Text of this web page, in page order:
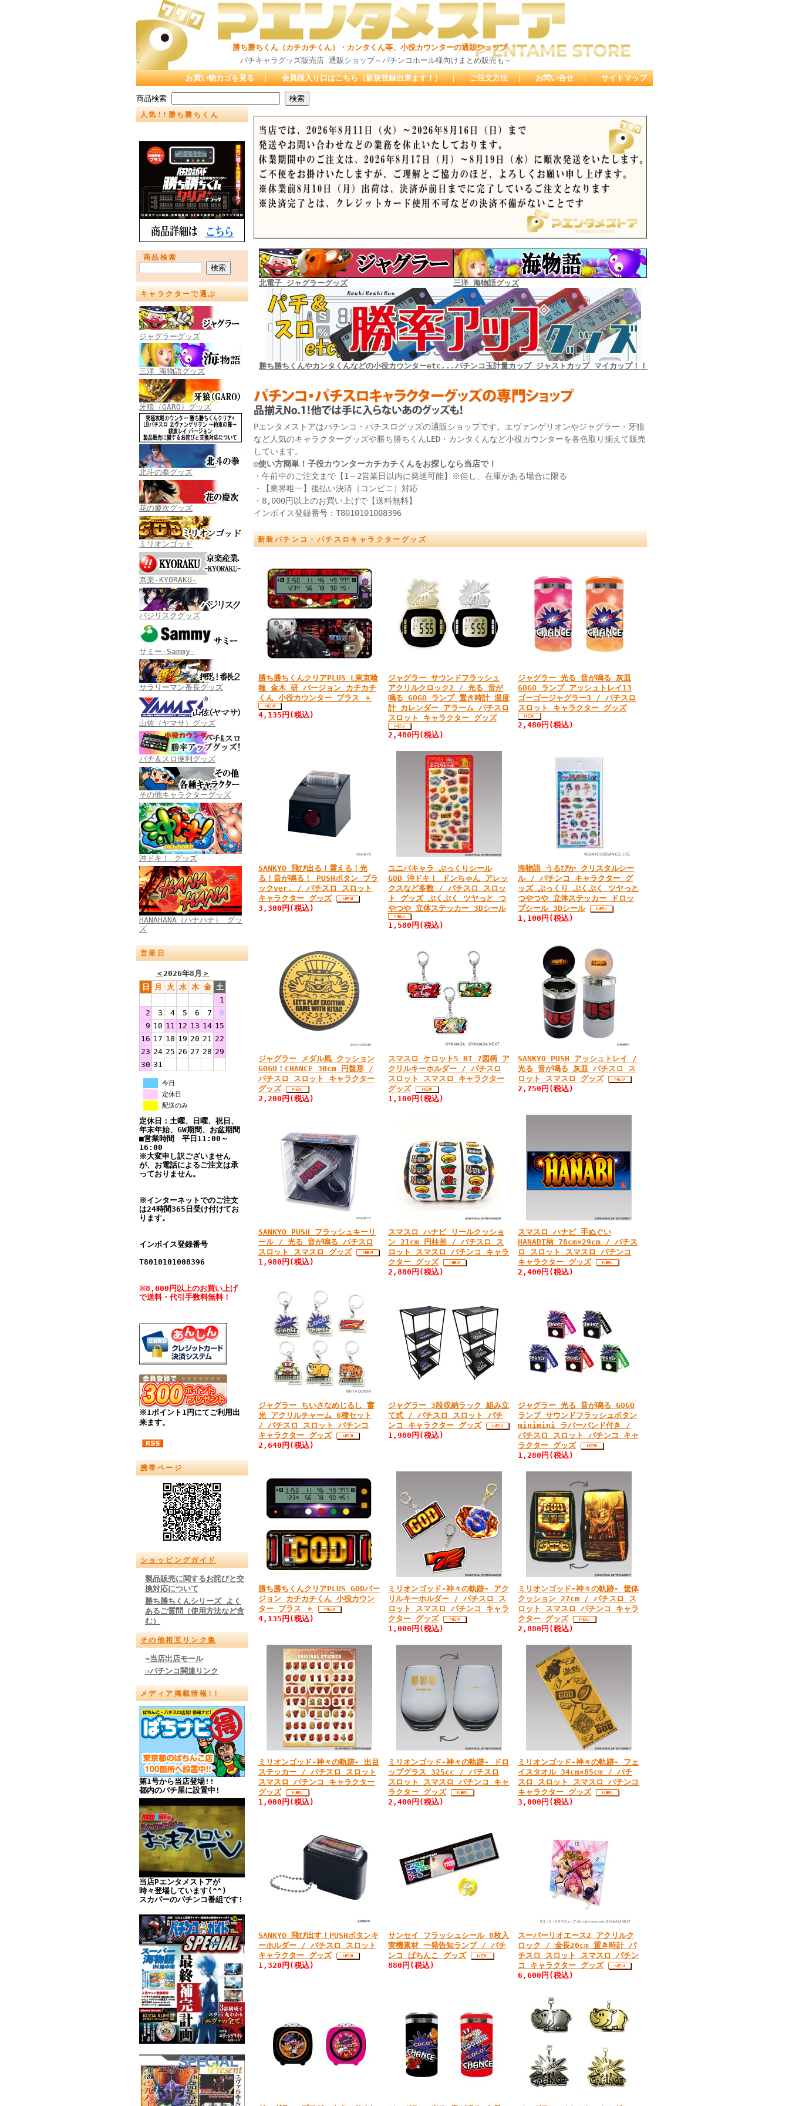
. 勝ち勝ちくん（カチカチくん）・カンタくん等、小役カウンターの通販ショップ
. パチキャラグッズ販売店 通販ショップ～パチンコホール様向けまとめ販売も～
お買い物カゴを見る ｜ 会員様入り口はこちら（新規登録出来ます！） ｜ ご注文方法 ｜ お問い合せ ｜ サイトマップ
商品検索
人気!!勝ち勝ちくん
商品検索
キャラクターで選ぶ
ジャグラーグッズ
三洋 海物語グッズ
牙狼（GARO）グッズ
北斗の拳グッズ
花の慶次グッズ
ミリオンゴッド
京楽-KYORAKU-
バジリスクグッズ
サミー-Sammy-
サラリーマン番長グッズ
山佐（ヤマサ）グッズ
パチ＆スロ便利グッズ
その他キャラクターグッズ
沖ドキ！ グッズ
HANAHANA（ハナハナ） グッ
ズ
営業日
＜2026年8月 ＞
日
月 火 水 木 金 土
1
2
3 4 5 6 7
8
9 10 11 12 13 14 15
16 17 18 19 20 21 22
23 24 25 26 27 28 29
30 31
今日
定休日
配送のみ
定休日：土曜、日曜、祝日、
年末年始、GW期間、お盆期間
■営業時間 平日11:00～
16:00
※大変申し訳ございません
が、お電話によるご注文は承
っておりません。
※インターネットでのご注文
は24時間365日受け付けてお
ります。
インボイス登録番号
T8010101008396
※8,000円以上のお買い上げ
で送料・代引手数料無料！
※1ポイント1円にてご利用出
来ます。
携帯ページ
ショッピングガイド
製品販売に関するお詫びと交
換対応について
勝ち勝ちくんシリーズ よく
あるご質問（使用方法など含
む）
その他相互リンク集
⇒当店出店モール
⇒パチンコ関連リンク
メディア掲載情報!!
第1号から当店登場!!
都内のパチ屋に設置中!
当店Pエンタメストアが
時々登場しています(^^)
スカパーのパチンコ番組です!
北電子 ジャグラーグッズ 三洋 海物語グッズ
勝ち勝ちくんやカンタくんなどの小役カウンターetc...パチンコ玉計量カップ ジャストカップ マイカップ！！
Pエンタメストアはパチンコ・パチスログッズの通販ショップです。エヴァンゲリオンやジャグラー・牙狼
など人気のキャラクターグッズや勝ち勝ちくんLED・カンタくんなど小役カウンターを各色取り揃えて販売
しています。
◎使い方簡単！子役カウンターカチカチくんをお探しなら当店で！
・午前中のご注文まで【1～2営業日以内に発送可能】※但し、在庫がある場合に限る
・【業界唯一】後払い決済（コンビニ）対応
・8,000円以上のお買い上げで【送料無料】
インボイス登録番号：T8010101008396
新装パチンコ・パチスロキャラクターグッズ
勝ち勝ちくんクリアPLUS L東京喰
種 金木 研 バージョン カチカチ
くん 小役カウンター プラス ＋
4,135円(税込)
ジャグラー サウンドフラッシュ
アクリルクロック2 / 光る 音が
鳴る GOGO ランプ 置き時計 温度
計 カレンダー アラーム パチスロ
スロット キャラクター グッズ
2,480円(税込)
ジャグラー 光る 音が鳴る 灰皿
GOGO ランプ アッシュトレイ13
ゴーゴージャグラー3 / パチスロ
スロット キャラクター グッズ
2,480円(税込)
SANKYO 飛び出る！震える！光
る！音が鳴る！ PUSHボタン ブラ
ックver. / パチスロ スロット
キャラクター グッズ
3,300円(税込)
ユニバキャラ ぷっくりシール
GOD 沖ドキ！ ドンちゃん アレッ
クスなど多数 / パチスロ スロッ
ト グッズ ぷくぷく ツヤっと つ
やつや 立体ステッカー 3Dシール
1,580円(税込)
海物語 うるぴか クリスタルシー
ル / パチンコ キャラクター グ
ッズ ぷっくり ぷくぷく ツヤっと
つやつや 立体ステッカー ドロッ
プシール 3Dシール
1,100円(税込)
ジャグラー メダル風 クッション
GOGO！CHANCE 30cm 円盤形 /
パチスロ スロット キャラクター
グッズ
2,200円(税込)
スマスロ ケロット5 BT 7図柄 ア
クリルキーホルダー / パチスロ
スロット スマスロ キャラクター
グッズ
1,100円(税込)
SANKYO PUSH アッシュトレイ /
光る 音が鳴る 灰皿 パチスロ ス
ロット スマスロ グッズ
2,750円(税込)
SANKYO PUSH フラッシュキーリ
ール / 光る 音が鳴る パチスロ
スロット スマスロ グッズ
1,980円(税込)
スマスロ ハナビ リールクッショ
ン 21cm 円柱形 / パチスロ ス
ロット スマスロ パチンコ キャラ
クター グッズ
2,880円(税込)
スマスロ ハナビ 手ぬぐい
HANABI柄 78cm×29cm / パチス
ロ スロット スマスロ パチンコ
キャラクター グッズ
2,400円(税込)
ジャグラー ちいさなめじるし 蓄
光 アクリルチャーム 6種セット
/ パチスロ スロット パチンコ
キャラクター グッズ
2,640円(税込)
ジャグラー 3段収納ラック 組み立
て式 / パチスロ スロット パチ
ンコ キャラクター グッズ
1,980円(税込)
ジャグラー 光る 音が鳴る GOGO
ランプ サウンドフラッシュボタン
minimini ラバーバンド付き /
パチスロ スロット パチンコ キャ
ラクター グッズ
1,280円(税込)
勝ち勝ちくんクリアPLUS GODバー
ジョン カチカチくん 小役カウン
ター プラス ＋
4,135円(税込)
ミリオンゴッド-神々の軌跡- アク
リルキーホルダー / パチスロ ス
ロット スマスロ パチンコ キャラ
クター グッズ
1,000円(税込)
ミリオンゴッド-神々の軌跡- 筐体
クッション 27cm / パチスロ ス
ロット スマスロ パチンコ キャラ
クター グッズ
2,880円(税込)
ミリオンゴッド-神々の軌跡- 出目
ステッカー / パチスロ スロット
スマスロ パチンコ キャラクター
グッズ
1,000円(税込)
ミリオンゴッド-神々の軌跡- ドロ
ップグラス 325cc / パチスロ
スロット スマスロ パチンコ キャ
ラクター グッズ
2,400円(税込)
ミリオンゴッド-神々の軌跡- フェ
イスタオル 34cm×85cm / パチ
スロ スロット スマスロ パチンコ
キャラクター グッズ
3,000円(税込)
SANKYO 飛び出す！PUSHボタンキ
ーホルダー / パチスロ スロット
キャラクター グッズ
1,320円(税込)
サンセイ フラッシュシール 8枚入
実機素材 一発告知ランプ / パチ
ンコ ぱちんこ グッズ
880円(税込)
スーパーリオエース2 アクリルク
ロック / 全長20cm 置き時計 パ
チスロ スロット スマスロ パチン
コ キャラクター グッズ
6,600円(税込)